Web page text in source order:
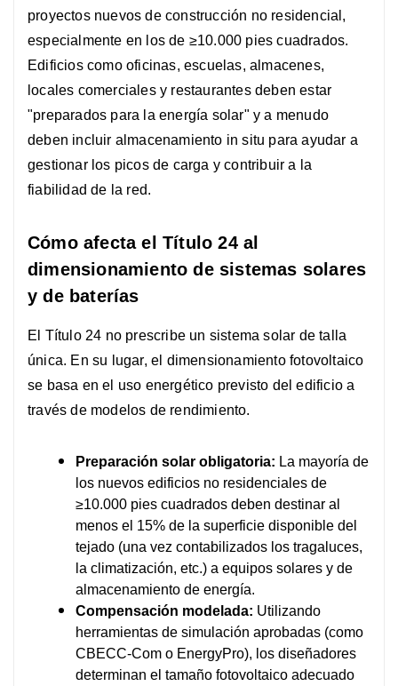
proyectos nuevos de construcción no residencial,
especialmente en los de ≥10.000 pies cuadrados.
Edificios como oficinas, escuelas, almacenes,
locales comerciales y restaurantes deben estar
"preparados para la energía solar" y a menudo
deben incluir almacenamiento in situ para ayudar a
gestionar los picos de carga y contribuir a la
fiabilidad de la red.
Cómo afecta el Título 24 al
dimensionamiento de sistemas solares
y de baterías
El Título 24 no prescribe un sistema solar de talla
única. En su lugar, el dimensionamiento fotovoltaico
se basa en el uso energético previsto del edificio a
través de modelos de rendimiento.
Preparación solar obligatoria: La mayoría de
los nuevos edificios no residenciales de
≥10.000 pies cuadrados deben destinar al
menos el 15% de la superficie disponible del
tejado (una vez contabilizados los tragaluces,
la climatización, etc.) a equipos solares y de
almacenamiento de energía.
Compensación modelada: Utilizando
herramientas de simulación aprobadas (como
CBECC-Com o EnergyPro), los diseñadores
determinan el tamaño fotovoltaico adecuado